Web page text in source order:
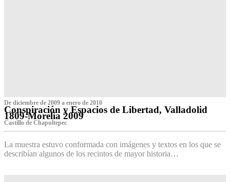
De diciembre de 2009 a enero de 2010
Conspiración y Espacios de Libertad, Valladolid
1809-Morelia 2009
Castillo de Chapultepec
La muestra estuvo conformada con imágenes y textos en los que se
describían algunos de los recintos de mayor historia…